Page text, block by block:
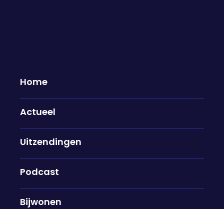
Home
Actueel
Uitzendingen
Podcast
Bijwonen
Jerdy Schouten over de gevolgen
van zijn blessure: "Pas na de
operatie kan ik toewerken naar
dat het beter wordt"